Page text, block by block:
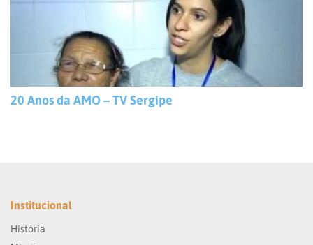
20 Anos da AMO – TV Sergipe
Institucional
História